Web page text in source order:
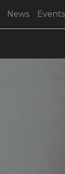
News Events